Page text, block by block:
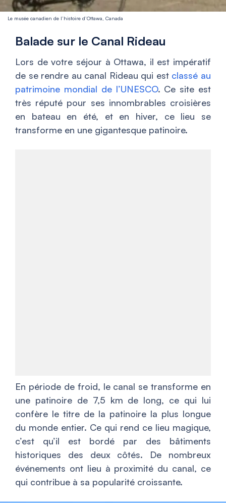
Le musée canadien de l’histoire d’Ottawa, Canada
Balade sur le Canal Rideau
Lors de votre séjour à Ottawa, il est impératif
de se rendre au canal Rideau qui est classé au
patrimoine mondial de l’UNESCO. Ce site est
très réputé pour ses innombrables croisières
en bateau en été, et en hiver, ce lieu se
transforme en une gigantesque patinoire.
En période de froid, le canal se transforme en
une patinoire de 7,5 km de long, ce qui lui
confère le titre de la patinoire la plus longue
du monde entier. Ce qui rend ce lieu magique,
c’est qu’il est bordé par des bâtiments
historiques des deux côtés. De nombreux
événements ont lieu à proximité du canal, ce
qui contribue à sa popularité croissante.